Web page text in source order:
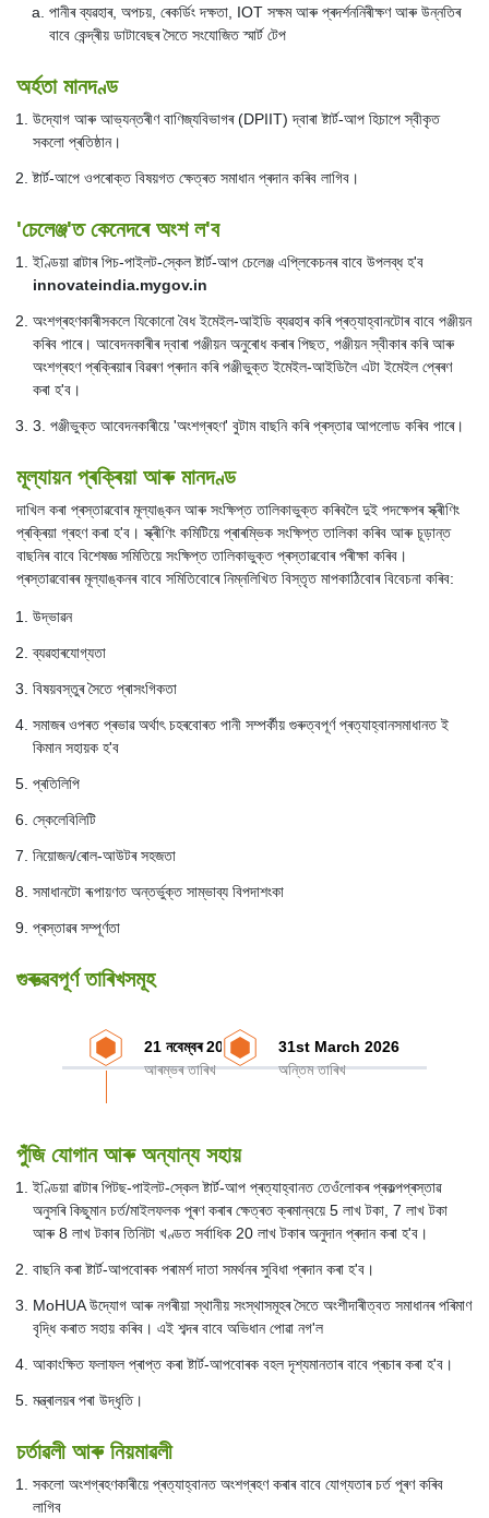
পানীৰ ব্যৱহাৰ, অপচয়, ৰেকৰ্ডিং দক্ষতা, IOT সক্ষম আৰু প্ৰদৰ্শননিৰীক্ষণ আৰু উন্নতিৰ
বাবে কেন্দ্ৰীয় ডাটাবেছৰ সৈতে সংযোজিত স্মাৰ্ট টেপ
অৰ্হতা মানদণ্ড
উদ্যোগ আৰু আভ্যন্তৰীণ বাণিজ্যবিভাগৰ (DPIIT) দ্বাৰা ষ্টাৰ্ট-আপ হিচাপে স্বীকৃত
সকলো প্ৰতিষ্ঠান।
ষ্টাৰ্ট-আপে ওপৰোক্ত বিষয়গত ক্ষেত্ৰত সমাধান প্ৰদান কৰিব লাগিব।
'চেলেঞ্জ'ত কেনেদৰে অংশ ল'ব
ইণ্ডিয়া ৱাটাৰ পিচ-পাইলট-স্কেল ষ্টাৰ্ট-আপ চেলেঞ্জ এপ্লিকেচনৰ বাবে উপলব্ধ হ'ব
innovateindia.mygov.in
অংশগ্ৰহণকাৰীসকলে যিকোনো বৈধ ইমেইল-আইডি ব্যৱহাৰ কৰি প্ৰত্যাহ্বানটোৰ বাবে পঞ্জীয়ন
কৰিব পাৰে। আবেদনকাৰীৰ দ্বাৰা পঞ্জীয়ন অনুৰোধ কৰাৰ পিছত, পঞ্জীয়ন স্বীকাৰ কৰি আৰু
অংশগ্ৰহণ প্ৰক্ৰিয়াৰ বিৱৰণ প্ৰদান কৰি পঞ্জীভুক্ত ইমেইল-আইডিলৈ এটা ইমেইল প্ৰেৰণ
কৰা হ'ব।
3. পঞ্জীভুক্ত আবেদনকাৰীয়ে 'অংশগ্ৰহণ' বুটাম বাছনি কৰি প্ৰস্তাৱ আপলোড কৰিব পাৰে।
মূল্যায়ন প্ৰক্ৰিয়া আৰু মানদণ্ড
দাখিল কৰা প্ৰস্তাৱবোৰ মূল্যাঙ্কন আৰু সংক্ষিপ্ত তালিকাভুক্ত কৰিবলৈ দুই পদক্ষেপৰ স্ক্ৰীণিং
প্ৰক্ৰিয়া গ্ৰহণ কৰা হ'ব। স্ক্ৰীণিং কমিটিয়ে প্ৰাৰম্ভিক সংক্ষিপ্ত তালিকা কৰিব আৰু চূড়ান্ত
বাছনিৰ বাবে বিশেষজ্ঞ সমিতিয়ে সংক্ষিপ্ত তালিকাভুক্ত প্ৰস্তাৱবোৰ পৰীক্ষা কৰিব।
প্ৰস্তাৱবোৰৰ মূল্যাঙ্কনৰ বাবে সমিতিবোৰে নিম্নলিখিত বিস্তৃত মাপকাঠিবোৰ বিবেচনা কৰিব:
উদ্ভাৱন
ব্যৱহাৰযোগ্যতা
বিষয়বস্তুৰ সৈতে প্ৰাসংগিকতা
সমাজৰ ওপৰত প্ৰভাৱ অৰ্থাৎ চহৰবোৰত পানী সম্পৰ্কীয় গুৰুত্বপূৰ্ণ প্ৰত্যাহ্বানসমাধানত ই
কিমান সহায়ক হ'ব
প্ৰতিলিপি
স্কেলেবিলিটি
নিয়োজন/ৰোল-আউটৰ সহজতা
সমাধানটো ৰূপায়ণত অন্তৰ্ভুক্ত সাম্ভাব্য বিপদাশংকা
প্ৰস্তাৱৰ সম্পূৰ্ণতা
গুৰুত্ৱবপূৰ্ণ তাৰিখসমূহ
21 নবেম্বৰ 2023
আৰম্ভৰ তাৰিখ
31st March 2026
অন্তিম তাৰিখ
পুঁজি যোগান আৰু অন্যান্য সহায়
ইণ্ডিয়া ৱাটাৰ পিটছ-পাইলট-স্কেল ষ্টাৰ্ট-আপ প্ৰত্যাহ্বানত তেওঁলোকৰ প্ৰকল্পপ্ৰস্তাৱ
অনুসৰি কিছুমান চৰ্ত/মাইলফলক পূৰণ কৰাৰ ক্ষেত্ৰত ক্ৰমান্বয়ে 5 লাখ টকা, 7 লাখ টকা
আৰু 8 লাখ টকাৰ তিনিটা খণ্ডত সৰ্বাধিক 20 লাখ টকাৰ অনুদান প্ৰদান কৰা হ'ব।
বাছনি কৰা ষ্টাৰ্ট-আপবোৰক পৰামৰ্শ দাতা সমৰ্থনৰ সুবিধা প্ৰদান কৰা হ'ব।
MoHUA উদ্যোগ আৰু নগৰীয়া স্থানীয় সংস্থাসমূহৰ সৈতে অংশীদাৰীত্বত সমাধানৰ পৰিমাণ
বৃদ্ধি কৰাত সহায় কৰিব। এই শব্দৰ বাবে অভিধান পোৱা নগ'ল
আকাংক্ষিত ফলাফল প্ৰাপ্ত কৰা ষ্টাৰ্ট-আপবোৰক বহল দৃশ্যমানতাৰ বাবে প্ৰচাৰ কৰা হ'ব।
মন্ত্ৰালয়ৰ পৰা উদ্ধৃতি।
চৰ্তাৱলী আৰু নিয়মাৱলী
সকলো অংশগ্ৰহণকাৰীয়ে প্ৰত্যাহ্বানত অংশগ্ৰহণ কৰাৰ বাবে যোগ্যতাৰ চৰ্ত পূৰণ কৰিব
লাগিব